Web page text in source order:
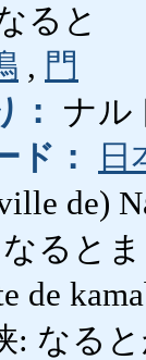
ると
, 門
：
ナル
ド：
日
de)
るとま
de
: なる